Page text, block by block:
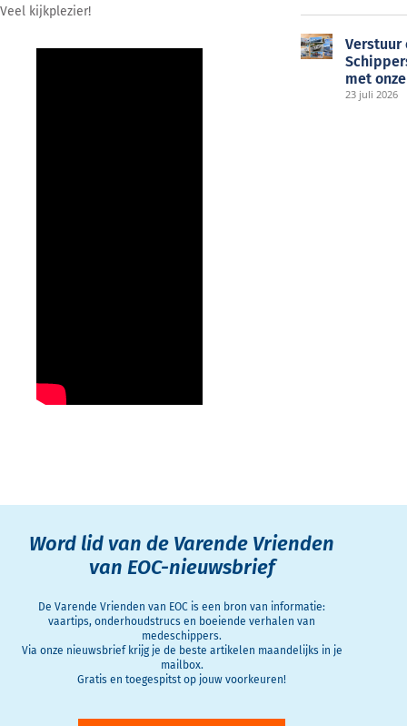
Veel kijkplezier!
Verstuur
met
23 juli 2026
Word lid van de Varende Vrienden
van EOC-nieuwsbrief
De Varende Vrienden van EOC is een bron van informatie:
vaartips, onderhoudstrucs en boeiende verhalen van
medeschippers.
Via onze nieuwsbrief krijg je de beste artikelen maandelijks in je
mailbox.
Gratis en toegespitst op jouw voorkeuren!